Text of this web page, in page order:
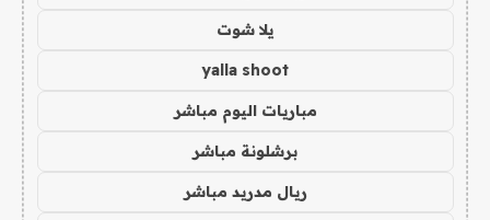
يلا شوت
yalla shoot
مباريات اليوم مباشر
برشلونة مباشر
ريال مدريد مباشر